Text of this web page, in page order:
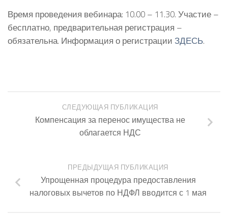
Время проведения вебинара: 10.00 – 11.30. Участие –
бесплатно, предварительная регистрация –
обязательна. Информация о регистрации ЗДЕСЬ.
СЛЕДУЮЩАЯ ПУБЛИКАЦИЯ
Компенсация за перенос имущества не
облагается НДС
ПРЕДЫДУЩАЯ ПУБЛИКАЦИЯ
Упрощенная процедура предоставления
налоговых вычетов по НДФЛ вводится с 1 мая